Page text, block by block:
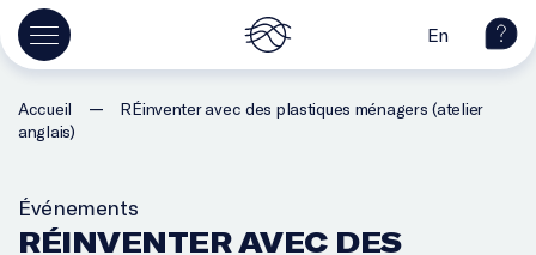
En
Accueil —
RÉinventer avec des plastiques ménagers (atelier
anglais)
Événements
RÉINVENTER AVEC DES